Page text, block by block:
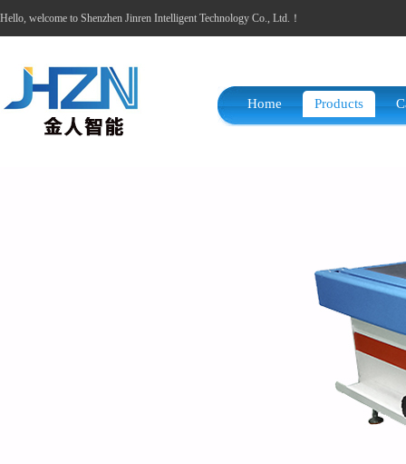
Hello, welcome to Shenzhen Jinren Intelligent Technology Co., Ltd.！
Home Products